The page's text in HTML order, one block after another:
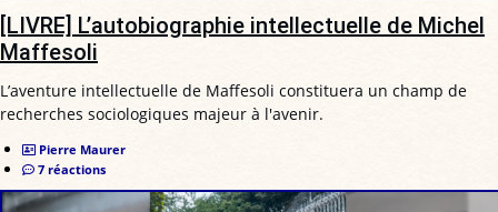
[LIVRE] L’autobiographie intellectuelle de Michel
Maffesoli
L’aventure intellectuelle de Maffesoli constituera un champ de
recherches sociologiques majeur à l'avenir.
Pierre Maurer
7 réactions